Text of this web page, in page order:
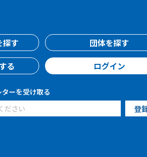
探す
団体を探す
る
ログイン
ーを受け取る